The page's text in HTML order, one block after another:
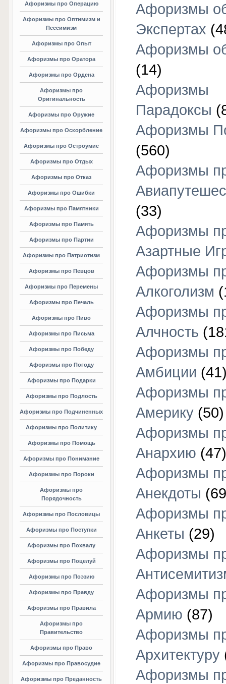
Афоризмы про Операцию
Афоризмы про Оптимизм и
Пессимизм
Афоризмы про Опыт
Афоризмы про Оратора
Афоризмы про Ордена
Афоризмы про
Оригинальность
Афоризмы про Оружие
Афоризмы про Оскорбление
Афоризмы про Остроумие
Афоризмы про Отдых
Афоризмы про Отказ
Афоризмы про Ошибки
Афоризмы про Памятники
Афоризмы про Память
Афоризмы про Партии
Афоризмы про Патриотизм
Афоризмы про Певцов
Афоризмы про Перемены
Афоризмы про Печаль
Афоризмы про Пиво
Афоризмы про Письма
Афоризмы про Победу
Афоризмы про Погоду
Афоризмы про Подарки
Афоризмы про Подлость
Афоризмы про Подчиненных
Афоризмы про Политику
Афоризмы про Помощь
Афоризмы про Понимание
Афоризмы про Пороки
Афоризмы про
Порядочность
Афоризмы про Пословицы
Афоризмы про Поступки
Афоризмы про Похвалу
Афоризмы про Поцелуй
Афоризмы про Поэзию
Афоризмы про Правду
Афоризмы про Правила
Афоризмы про
Правительство
Афоризмы про Право
Афоризмы про Правосудие
Афоризмы про Преданность
Афоризмы
Экспертах
Афоризмы
(14)
Афоризмы
Парадоксы
Афоризмы
(560)
Афоризмы
(33)
Афоризмы
Азартные
Афоризмы
Алкоголизм
Афоризмы
Алчность
Афоризмы
Амбиции
Афоризмы
Америку (50)
Афоризмы
Анархию (47)
Афоризмы
Анекдоты
Афоризмы
Анкеты (29)
Афоризмы
Афоризмы
Армию (87)
Афоризмы
Архитектуру
Афоризмы